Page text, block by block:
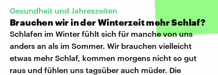
Gesundheit und Jahreszeiten
Brauchen wir in der Winterzeit mehr Schlaf?
Schlafen im Winter fühlt sich für manche von uns
anders an als im Sommer. Wir brauchen vielleicht
etwas mehr Schlaf, kommen morgens nicht so gut
raus und fühlen uns tagsüber auch müder. Die